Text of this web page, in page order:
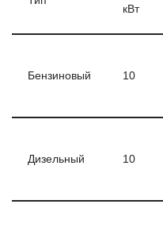
кВт
Бензиновый 10
Дизельный 10